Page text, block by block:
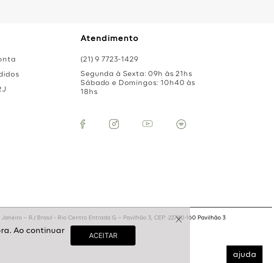
ajuda
Atendimento
(21) 9 7723-1429
Segunda à Sexta: 09h às 21hs
Sábado e Domingos: 10h40 às
18hs
– RJ Brasil - Rio Centro Entrada G – Pavilhão 3, CEP: 22780-160 Pavilhão 3